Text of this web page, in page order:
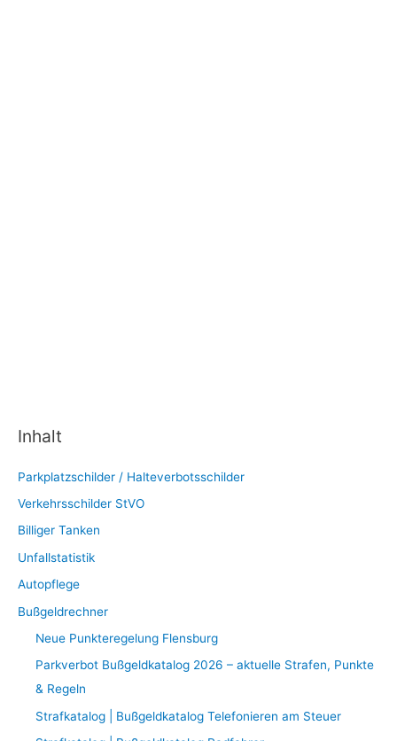
Inhalt
Parkplatzschilder / Halteverbotsschilder
Verkehrsschilder StVO
Billiger Tanken
Unfallstatistik
Autopflege
Bußgeldrechner
Neue Punkteregelung Flensburg
Parkverbot Bußgeldkatalog 2026 – aktuelle Strafen, Punkte
& Regeln
Strafkatalog | Bußgeldkatalog Telefonieren am Steuer